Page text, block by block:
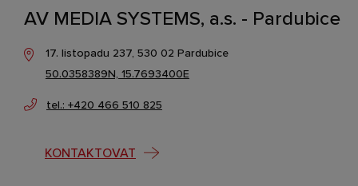
AV MEDIA SYSTEMS, a.s. - Pardubice
17. listopadu 237, 530 02 Pardubice
50.0358389N, 15.7693400E
tel.: +420 466 510 825
KONTAKTOVAT